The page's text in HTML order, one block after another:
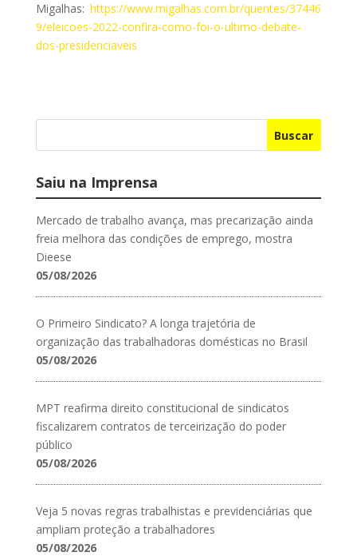
Migalhas:https://www.migalhas.com.br/quentes/37446
9/eleicoes-2022-confira-como-foi-o-ultimo-debate-
dos-presidenciaveis
Buscar
Saiu na Imprensa
Mercado de trabalho avança, mas precarização ainda
freia melhora das condições de emprego, mostra
Dieese
05/08/2026
O Primeiro Sindicato? A longa trajetória de
organização das trabalhadoras domésticas no Brasil
05/08/2026
MPT reafirma direito constitucional de sindicatos
fiscalizarem contratos de terceirização do poder
público
05/08/2026
Veja 5 novas regras trabalhistas e previdenciárias que
ampliam proteção a trabalhadores
05/08/2026